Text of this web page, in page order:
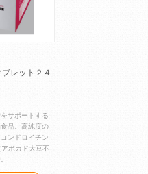
レット２４
サポートする
品。高純度の
ンドロイチン
ボカド大豆不